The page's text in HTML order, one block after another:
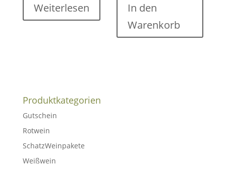
Weiterlesen
In den
Warenkorb
Produktkategorien
Gutschein
Rotwein
SchatzWeinpakete
Weißwein